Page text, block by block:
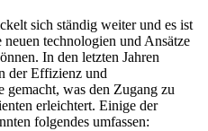
sich ständig weiter ​und es ist
technologien und Ansätze
⁢In‍ den letzten Jahren
der Effizienz und
gemacht, was den ​Zugang zu
erleichtert. Einige der
folgendes⁣ umfassen: